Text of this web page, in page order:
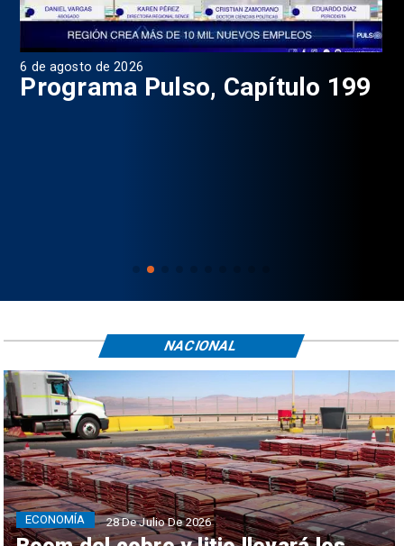
6 de agosto de 2026
Programa Pulso, Capítulo 199
ECONOMÍA 28 De Julio De 2026
NACIONAL